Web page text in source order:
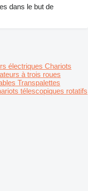
dans le but de
électriques Chariots
à trois roues
Transpalettes
télescopiques rotatifs